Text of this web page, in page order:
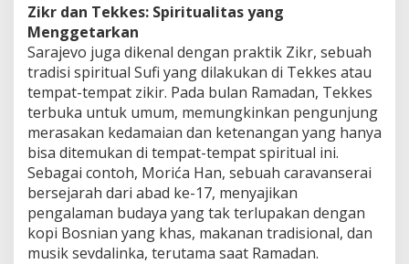
Zikr dan Tekkes: Spiritualitas yang
Menggetarkan
Sarajevo juga dikenal dengan praktik Zikr, sebuah
tradisi spiritual Sufi yang dilakukan di Tekkes atau
tempat-tempat zikir. Pada bulan Ramadan, Tekkes
terbuka untuk umum, memungkinkan pengunjung
merasakan kedamaian dan ketenangan yang hanya
bisa ditemukan di tempat-tempat spiritual ini.
Sebagai contoh, Morića Han, sebuah caravanserai
bersejarah dari abad ke-17, menyajikan
pengalaman budaya yang tak terlupakan dengan
kopi Bosnian yang khas, makanan tradisional, dan
musik sevdalinka, terutama saat Ramadan.